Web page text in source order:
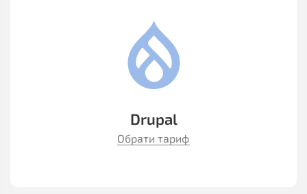
Drupal
Обрати тариф